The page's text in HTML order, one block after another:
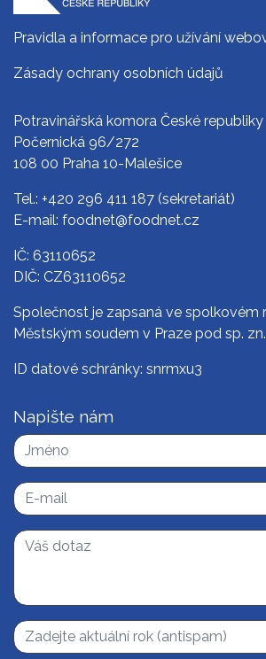
Pravidla a informace pro užívání
Zásady ochrany osobních údajů
Potravinářská komora České republiky
Počernická 96/272
108 00 Praha 10-Malešice
Tel.: +420 296 411 187 (sekretariát)
E-mail: foodnet@foodnet.cz
IČ: 63110652
DIČ: CZ63110652
Společnost je zapsaná ve spolkovém
Městským soudem v Praze pod sp.
ID datové schránky: snrmxu3
Napište nám